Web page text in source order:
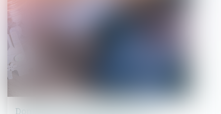
Donation: quelle est cette nouvelle